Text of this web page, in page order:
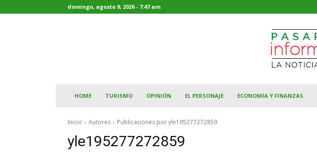
domingo, agosto 9, 2026 - 7:47 am
HOME TURISMO OPINIÓN EL PERSONAJE ECONOMÍA Y FINANZAS
Inicio Autores Publicaciones por yle195277272859
yle195277272859